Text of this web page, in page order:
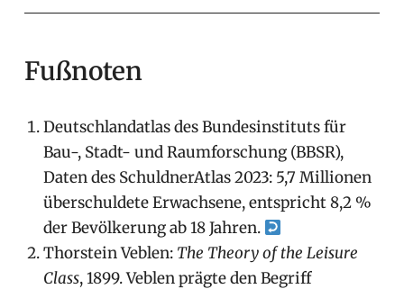
Fußnoten
Deutschlandatlas des Bundesinstituts für
Bau-, Stadt- und Raumforschung (BBSR),
Daten des SchuldnerAtlas 2023: 5,7 Millionen
überschuldete Erwachsene, entspricht 8,2 %
der Bevölkerung ab 18 Jahren.
Thorstein Veblen: The Theory of the Leisure
Class, 1899. Veblen prägte den Begriff